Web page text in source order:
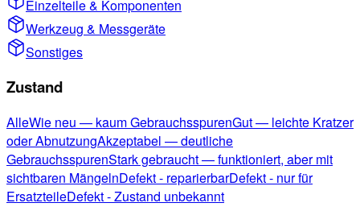
Einzelteile & Komponenten
Werkzeug & Messgeräte
Sonstiges
Zustand
AlleWie neu — kaum GebrauchsspurenGut — leichte Kratzer
oder AbnutzungAkzeptabel — deutliche
GebrauchsspurenStark gebraucht — funktioniert, aber mit
sichtbaren MängelnDefekt - reparierbarDefekt - nur für
ErsatzteileDefekt - Zustand unbekannt